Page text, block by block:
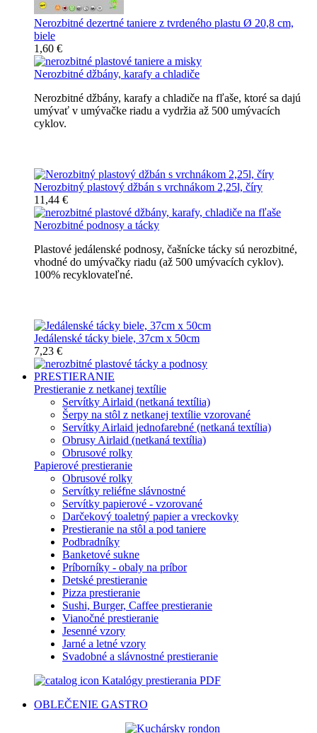
Nerozbitné dezertné taniere z tvrdeného plastu Ø 20,8 cm,
biele
1,60 €
Nerozbitné džbány, karafy a chladiče
Nerozbitné džbány, karafy a chladiče na fľaše, ktoré sa dajú
umývať v umývačke riadu a vydržia až 500 umývacích
cyklov.
Nerozbitný plastový džbán s vrchnákom 2,25l, číry
11,44 €
Nerozbitné podnosy a tácky
Plastové jedálenské podnosy, čašnícke tácky sú nerozbitné,
vhodné do umývačky riadu (až 500 umývacích cyklov).
100% recyklovateľné.
Jedálenské tácky biele, 37cm x 50cm
7,23 €
PRESTIERANIE
Prestieranie z netkanej textílie
Servítky Airlaid (netkaná textília)
Šerpy na stôl z netkanej textílie vzorované
Servítky Airlaid jednofarebné (netkaná textília)
Obrusy Airlaid (netkaná textília)
Obrusové rolky
Papierové prestieranie
Obrusové rolky
Servítky reliéfne slávnostné
Servítky papierové - vzorované
Darčekový toaletný papier a vreckovky
Prestieranie na stôl a pod taniere
Podbradníky
Banketové sukne
Príborníky - obaly na príbor
Detské prestieranie
Pizza prestieranie
Sushi, Burger, Caffee prestieranie
Vianočné prestieranie
Jesenné vzory
Jarné a letné vzory
Svadobné a slávnostné prestieranie
Katalógy prestierania PDF
OBLEČENIE GASTRO